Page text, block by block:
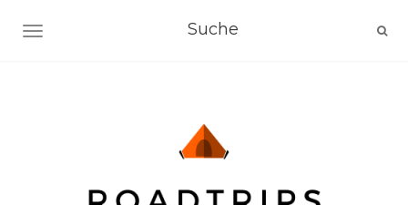
NAVIGATION EIN-/AUSSCHALTEN